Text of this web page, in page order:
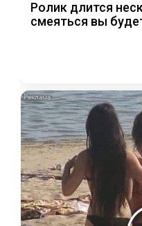
Ролик длится
смеяться вы